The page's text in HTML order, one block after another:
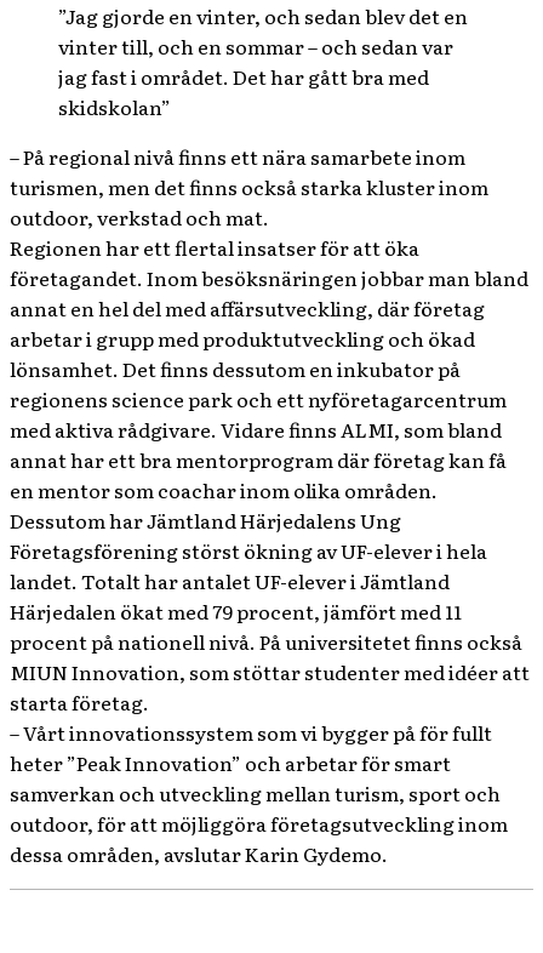
”Jag gjorde en vinter, och sedan blev det en
vinter till, och en sommar – och sedan var
jag fast i området. Det har gått bra med
skidskolan”
– På regional nivå finns ett nära samarbete inom
turismen, men det finns också starka kluster inom
outdoor, verkstad och mat.
Regionen har ett flertal insatser för att öka
företagandet. Inom besöksnäringen jobbar man bland
annat en hel del med affärsutveckling, där företag
arbetar i grupp med produktutveckling och ökad
lönsamhet. Det finns dessutom en inkubator på
regionens science park och ett nyföretagarcentrum
med aktiva rådgivare. Vidare finns ALMI, som bland
annat har ett bra mentorprogram där företag kan få
en mentor som coachar inom olika områden.
Dessutom har Jämtland Härjedalens Ung
Företagsförening störst ökning av UF-elever i hela
landet. Totalt har antalet UF-elever i Jämtland
Härjedalen ökat med 79 procent, jämfört med 11
procent på nationell nivå. På universitetet finns också
MIUN Innovation, som stöttar studenter med idéer att
starta företag.
– Vårt innovationssystem som vi bygger på för fullt
heter ”Peak Innovation” och arbetar för smart
samverkan och utveckling mellan turism, sport och
outdoor, för att möjliggöra företagsutveckling inom
dessa områden, avslutar Karin Gydemo.